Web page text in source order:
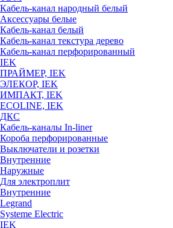
Кабель-канал народный белый
Аксессуары белые
Кабель-канал белый
Кабель-канал текстура дерево
Кабель-канал перфорированный
IEK
ПРАЙМЕР, IEK
ЭЛЕКОР, IEK
ИМПАКТ, IEK
ECOLINE, IEK
ДКС
Кабель-каналы In-liner
Короба перфорированные
Выключатели и розетки
Внутренние
Наружные
Для электроплит
Внутренние
Legrand
Systeme Electric
IEK